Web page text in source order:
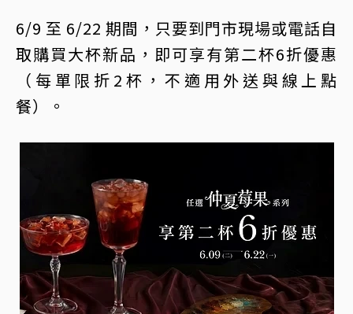
6/9 至 6/22 期間，只要到門市現場或電話自
取購買大杯新品，即可享有第二杯6折優惠
（每單限折2杯，不適用外送與線上點
餐）。